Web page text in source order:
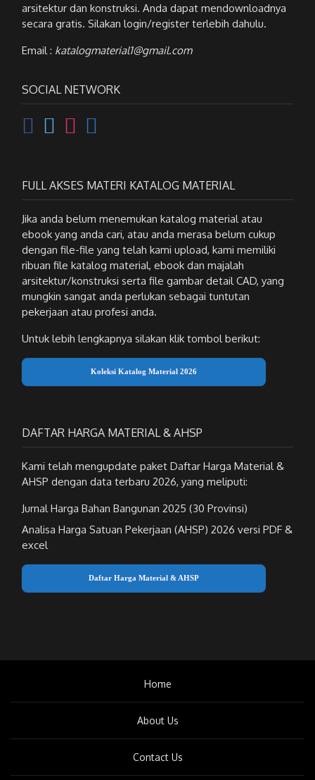
arsitektur dan konstruksi. Anda dapat mendownloadnya
secara gratis. Silakan login/register terlebih dahulu.
Email : katalogmaterial1@gmail.com
SOCIAL NETWORK
FULL AKSES MATERI KATALOG MATERIAL
Jika anda belum menemukan katalog material atau
ebook yang anda cari, atau anda merasa belum cukup
dengan file-file yang telah kami upload, kami memiliki
ribuan file katalog material, ebook dan majalah
arsitektur/konstruksi serta file gambar detail CAD, yang
mungkin sangat anda perlukan sebagai tuntutan
pekerjaan atau profesi anda.
Untuk lebih lengkapnya silakan klik tombol berikut:
Koleksi Katalog Material 2026
DAFTAR HARGA MATERIAL & AHSP
Kami telah mengupdate paket Daftar Harga Material &
AHSP dengan data terbaru 2026, yang meliputi:
Jurnal Harga Bahan Bangunan 2025 (30 Provinsi)
Analisa Harga Satuan Pekerjaan (AHSP) 2026 versi PDF &
excel
Daftar Harga Material & AHSP
Home
About Us
Contact Us